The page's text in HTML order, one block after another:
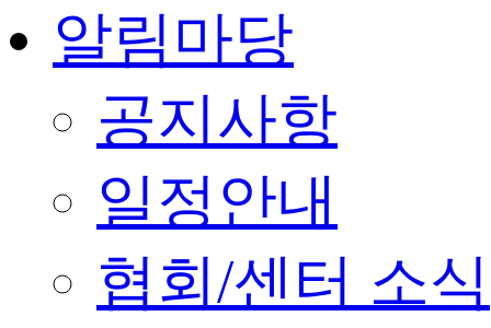
알림마당
공지사항
일정안내
협회/센터 소식